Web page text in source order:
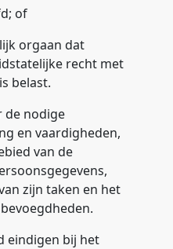
of
orgaan dat
recht met
belast.
de nodige
en vaardigheden,
van de
zijn taken en het
eindigen bij het